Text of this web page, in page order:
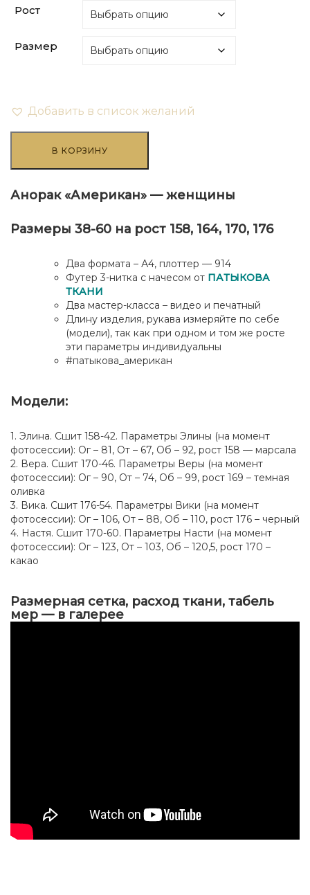
Рост
Размер
Добавить в список желаний
Анорак
-
В КОРЗИНУ
Анорак «Американ» — женщины
Размеры 38-60 на рост 158, 164, 170, 176
Два формата – А4, плоттер — 914
Футер 3-нитка с начесом от ПАТЫКОВА
ТКАНИ
Два мастер-класса – видео и печатный
Длину изделия, рукава измеряйте по себе
(модели), так как при одном и том же росте
эти параметры индивидуальны
#патыкова_американ
Модели:
1. Элина. Сшит 158-42. Параметры Элины (на момент
фотосессии): Ог – 81, От – 67, Об – 92, рост 158 — марсала
2. Вера. Сшит 170-46. Параметры Веры (на момент
фотосессии): Ог – 90, От – 74, Об – 99, рост 169 – темная
оливка
3. Вика. Сшит 176-54. Параметры Вики (на момент
фотосессии): Ог – 106, От – 88, Об – 110, рост 176 – черный
4. Настя. Сшит 170-60. Параметры Насти (на момент
фотосессии): Ог – 123, От – 103, Об – 120,5, рост 170 –
какао
Размерная сетка, расход ткани, табель
мер — в галерее